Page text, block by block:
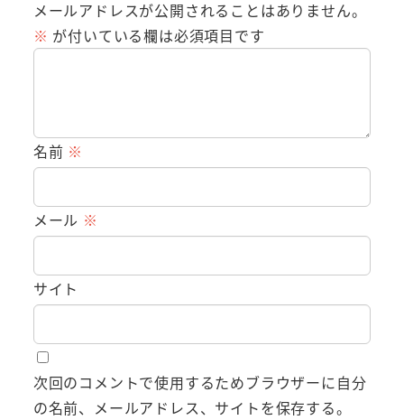
メールアドレスが公開されることはありません。
※ が付いている欄は必須項目です
名前 ※
メール ※
サイト
次回のコメントで使用するためブラウザーに自分
の名前、メールアドレス、サイトを保存する。